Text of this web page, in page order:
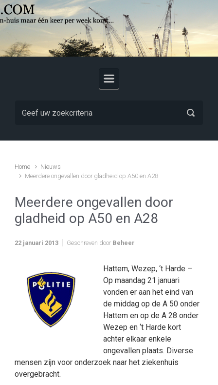
Skip to main content
Home
Nieuws
Meerdere ongevallen door gladheid op A50 en A28
Meerdere ongevallen door
gladheid op A50 en A28
22 januari 2013 Geschreven door Beheer
Hattem, Wezep, ‘t Harde –
Op maandag 21 januari
vonden er aan het eind van
de middag op de A 50 onder
Hattem en op de A 28 onder
Wezep en ‘t Harde kort
achter elkaar enkele
ongevallen plaats. Diverse
mensen zijn voor onderzoek naar het ziekenhuis
overgebracht.